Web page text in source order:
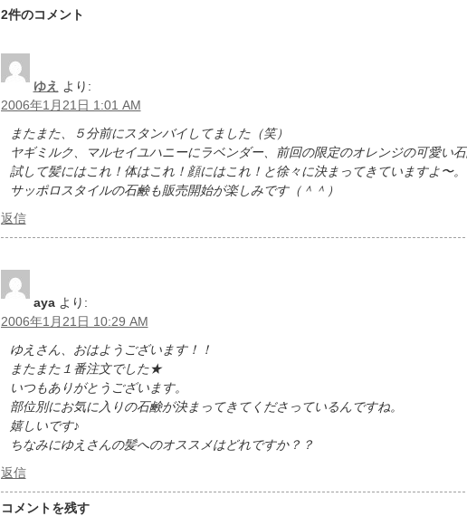
2件のコメント
ゆえ
より:
2006年1月21日 1:01 AM
またまた、５分前にスタンバイしてました（笑）
ヤギミルク、マルセイユハニーにラベンダー、前回の限定のオレンジの可愛い
試して髪にはこれ！体はこれ！顔にはこれ！と徐々に決まってきていますよ〜。
サッポロスタイルの石鹸も販売開始が楽しみです（＾＾）
返信
aya より:
2006年1月21日 10:29 AM
ゆえさん、おはようございます！！
またまた１番注文でした★
いつもありがとうございます。
部位別にお気に入りの石鹸が決まってきてくださっているんですね。
嬉しいです♪
ちなみにゆえさんの髪へのオススメはどれですか？？
返信
コメントを残す